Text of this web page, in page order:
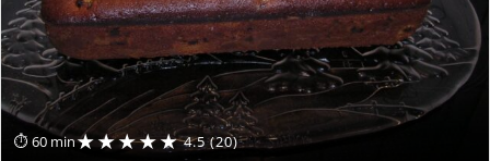
⏱ 60 min★★★★★ 4.5 (20)